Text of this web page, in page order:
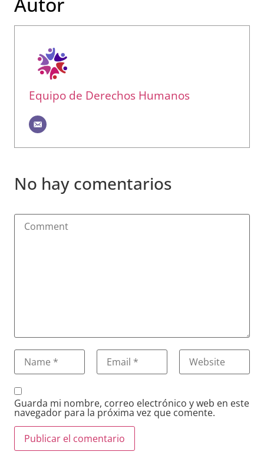
Equipo de Derechos Humanos
No hay comentarios
Guarda mi nombre, correo electrónico y web en este
navegador para la próxima vez que comente.